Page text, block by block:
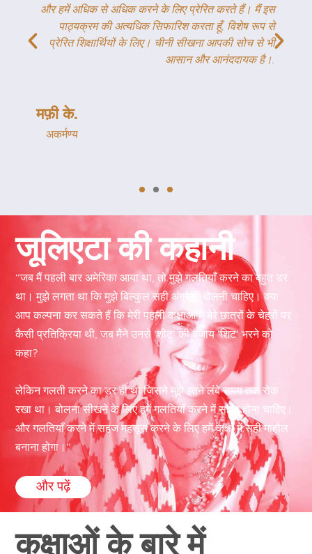
और हमें अधिक से अधिक करने के लिए प्रेरित करते हैं। मैं इस
पाठ्यक्रम की अत्यधिक सिफारिश करता हूँ, विशेष रूप से
प्रेरित शिक्षार्थियों के लिए। चीनी सीखना आपकी सोच से भी
आसान और आनंददायक है।.
मफ़ी के.
अकर्मण्य
जूलिएटा की कहानी
“जब मैं पहली बार अमेरिका आया था, तो मुझे गलतियाँ करने का बहुत डर
था। मुझे लगता था कि मुझे बिल्कुल सही अंग्रेज़ी बोलनी चाहिए। क्या
आप कल्पना कर सकते हैं कि मेरी पहली कक्षाओं में मेरे छात्रों के चेहरों पर
कैसी प्रतिक्रिया थी, जब मैंने उनसे ’शीट‘ की बजाय ’शिट‘ भरने को
कहा?
लेकिन गलती करने का डर ही था जिसने मुझे इतने लंबे समय तक रोक
रखा था। बोलना सीखने के लिए हमें गलतियाँ करने में सहज होना चाहिए।
और गलतियाँ करने में सहज महसूस करने के लिए हमें कक्षा में सही माहौल
बनाना होगा।”
और पढ़ें
कक्षाओं के बारे में